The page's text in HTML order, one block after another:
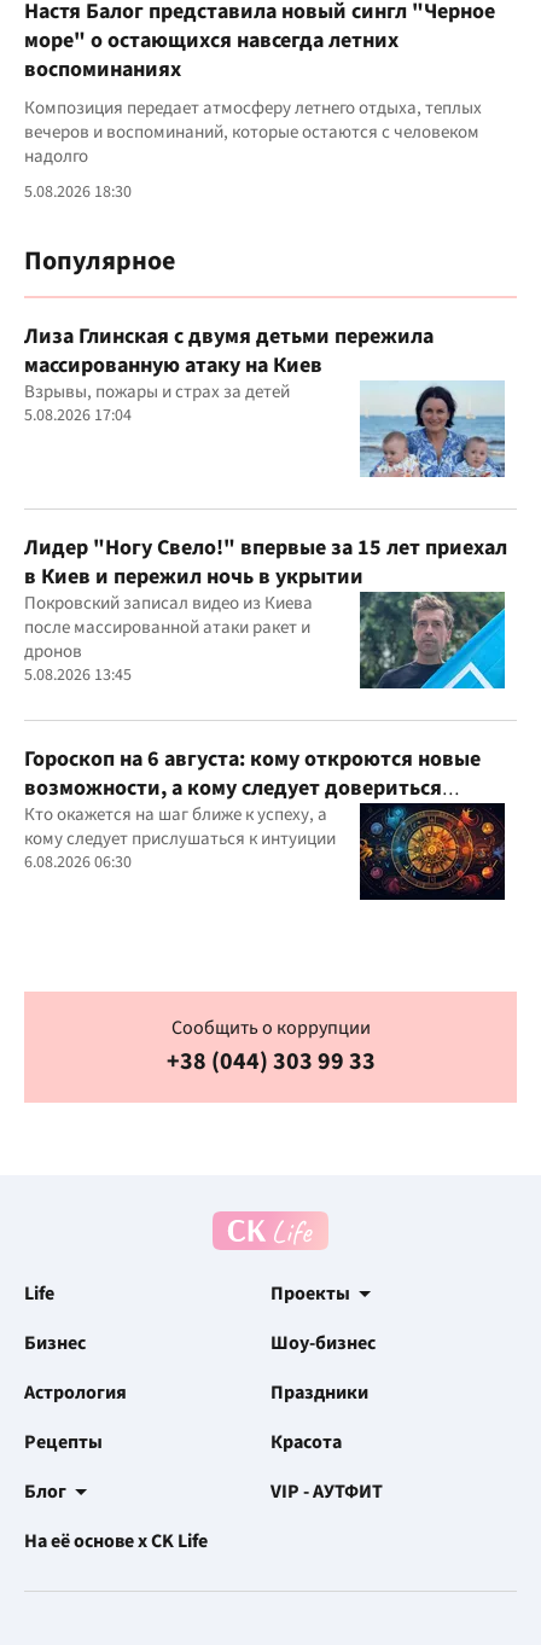
Настя Балог представила новый сингл "Черное
море" о остающихся навсегда летних
воспоминаниях
Композиция передает атмосферу летнего отдыха, теплых
вечеров и воспоминаний, которые остаются с человеком
надолго
5.08.2026 18:30
Популярное
Лиза Глинская с двумя детьми пережила
массированную атаку на Киев
Взрывы, пожары и страх за детей
5.08.2026 17:04
Лидер "Ногу Свело!" впервые за 15 лет приехал
в Киев и пережил ночь в укрытии
Покровский записал видео из Киева
после массированной атаки ракет и
дронов
5.08.2026 13:45
Гороскоп на 6 августа: кому откроются новые
возможности, а кому следует довериться
интуиции
Кто окажется на шаг ближе к успеху, а
кому следует прислушаться к интуиции
6.08.2026 06:30
Сообщить о коррупции
+38 (044) 303 99 33
Life
Проекты
Бизнес
Шоу-бизнес
Астрология
Праздники
Рецепты
Красота
Блог
VIP - АУТФИТ
На её основе x CK Life